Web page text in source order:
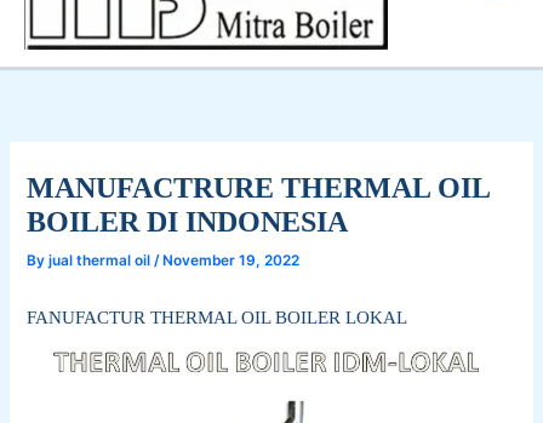
MANUFACTRURE THERMAL OIL
BOILER DI INDONESIA
Byjual thermal oil/ November 19, 2022
FANUFACTUR THERMAL OIL BOILER LOKAL